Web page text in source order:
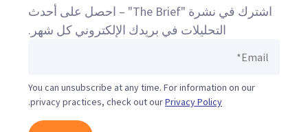
اشترك في نشرة "The Brief" – احصل على أحدث
التحليلات في بريدك الإلكتروني كل شهر.
You can unsubscribe at any time. For information on our
privacy practices, check out ourPrivacy Policy
.